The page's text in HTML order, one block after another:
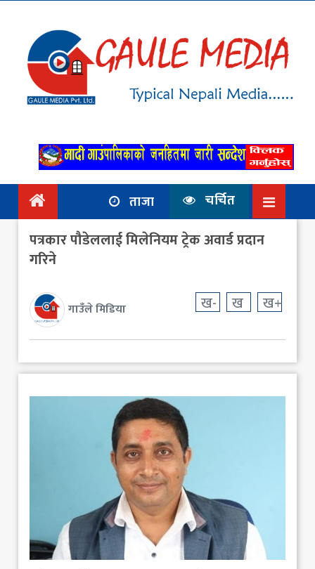
गृहपृष्ठ
समाचार
राजनिति
आर्थिक
अन्तर्वार्ता
/ विचार
प्रदेश
विश्व
ट्राभल
मनोरञ्जन
खेलकुद
अन्य
ताजा चर्चित
पत्रकार पौडेललाई मिलेनियम ट्रेक अवार्ड प्रदान
गरिने
गाउँले मिडिया ख- ख ख+